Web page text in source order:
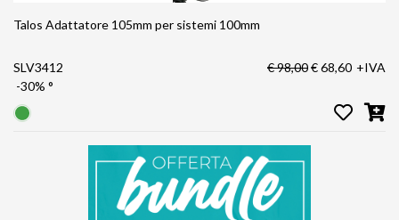
Talos Adattatore 105mm per sistemi 100mm
SLV3412
-30% °
€ 98,00€ 68,60 +IVA